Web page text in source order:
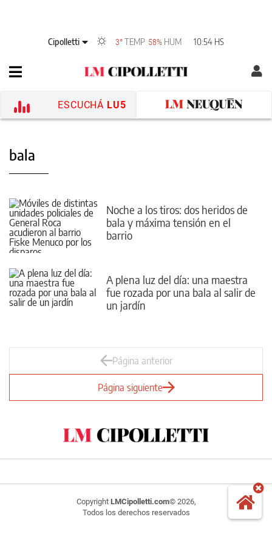
Cipolletti 3°TEMP 58% HUM 10:54 HS
ESCUCHÁ LU5
bala
Noche a los tiros: dos heridos de
bala y máxima tensión en el
barrio
A plena luz del día: una maestra
fue rozada por una bala al salir de
un jardín
Página anterior
Página siguiente
Copyright LMCipolletti.com© 2026,
Todos los derechos reservados